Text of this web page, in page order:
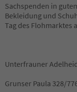
Sachspenden in
Bekleidung und
Tag des Flohmarktes
Unterfrauner
Grunser Paula 328/